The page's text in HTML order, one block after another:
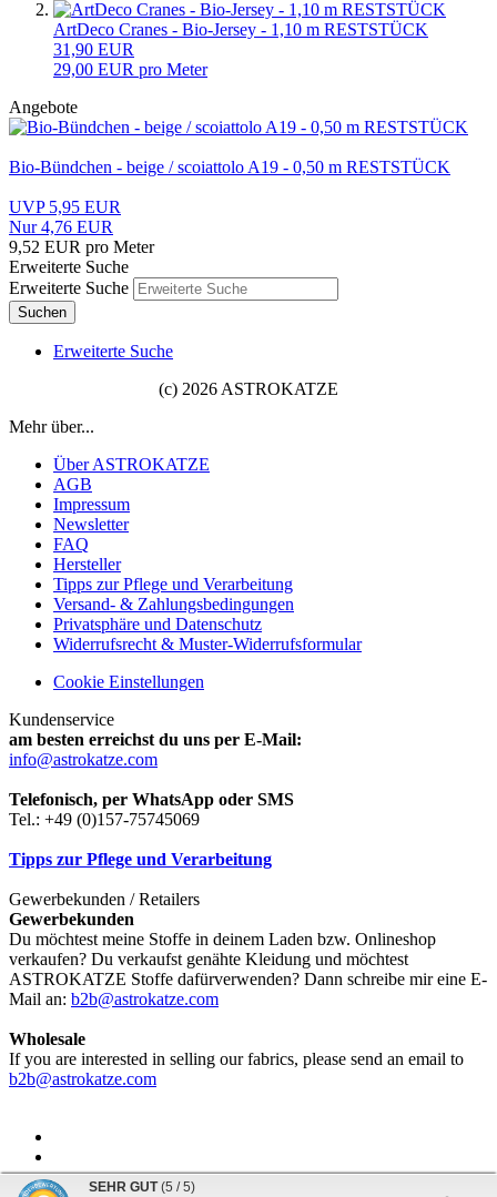
ArtDeco Cranes - Bio-Jersey - 1,10 m RESTSTÜCK
31,90 EUR
29,00 EUR pro Meter
Angebote
Bio-Bündchen - beige / scoiattolo A19 - 0,50 m RESTSTÜCK
UVP 5,95 EUR
Nur 4,76 EUR
9,52 EUR pro Meter
Erweiterte Suche
Erweiterte Suche
Suchen
Erweiterte Suche
(c) 2026 ASTROKATZE
Mehr über...
Über ASTROKATZE
AGB
Impressum
Newsletter
FAQ
Hersteller
Tipps zur Pflege und Verarbeitung
Versand- & Zahlungsbedingungen
Privatsphäre und Datenschutz
Widerrufsrecht & Muster-Widerrufsformular
Cookie Einstellungen
Kundenservice
am besten erreichst du uns per E-Mail:
info@astrokatze.com
Telefonisch, per WhatsApp oder SMS
Tel.: +49 (0)157-75745069
Tipps zur Pflege und Verarbeitung
Gewerbekunden / Retailers
Gewerbekunden
Du möchtest meine Stoffe in deinem Laden bzw. Onlineshop
verkaufen? Du verkaufst genähte Kleidung und möchtest
ASTROKATZE Stoffe dafürverwenden? Dann schreibe mir eine E-
Mail an: b2b@astrokatze.com
Wholesale
If you are interested in selling our fabrics, please send an email to
b2b@astrokatze.com
SEHR GUT (5 / 5)